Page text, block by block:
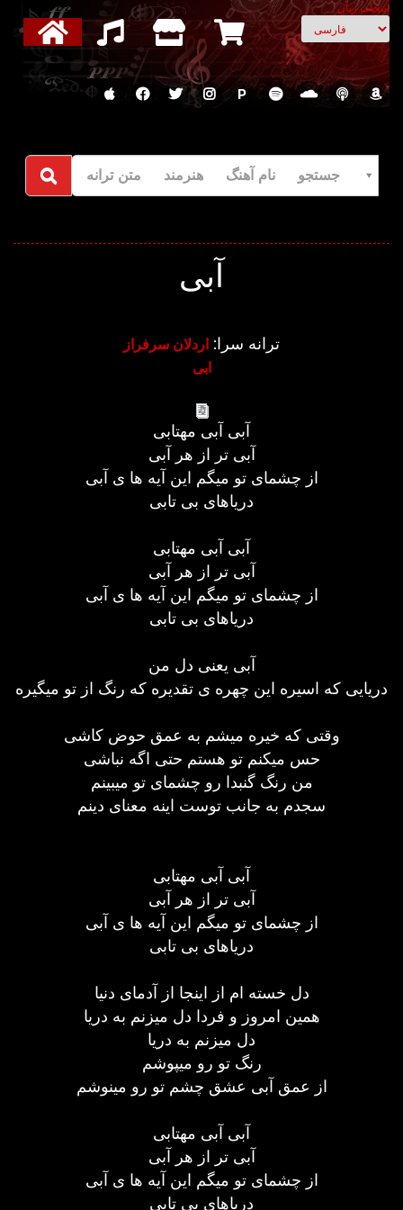
انتخاب زبان
P
جستجو نام آهنگ هنرمند متن ترانه
آبی
ترانه سرا: اردلان سرفراز
ابی
آبی آبی مهتابی
آبی تر از هر آبی
از چشمای تو میگم این آیه ها ی آبی
دریاهای بی تابی
آبی آبی مهتابی
آبی تر از هر آبی
از چشمای تو میگم این آیه ها ی آبی
دریاهای بی تابی
آبی یعنی دل من
دریایی که اسیره این چهره ی تقدیره که رنگ از تو میگیره
وقتی که خیره میشم به عمق حوض کاشی
حس میکنم تو هستم حتی اگه نباشی
من رنگ گنبدا رو چشمای تو میبینم
سجدم به جانب توست اینه معنای دینم
آبی آبی مهتابی
آبی تر از هر آبی
از چشمای تو میگم این آیه ها ی آبی
دریاهای بی تابی
دل خسته ام از اینجا از آدمای دنیا
همین امروز و فردا دل میزنم به دریا
دل میزنم به دریا
رنگ تو رو میپوشم
از عمق آبی عشق چشم تو رو مینوشم
آبی آبی مهتابی
آبی تر از هر آبی
از چشمای تو میگم این آیه ها ی آبی
دریاهای بی تابی